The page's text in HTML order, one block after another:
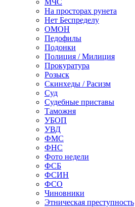
На просторах рунета
Нет Беспределу
ОМОН
Педофилы
Подонки
Полиция / Милиция
Прокуратура
Розыск
Скинхеды / Расизм
Суд
Судебные приставы
Таможня
УБОП
УВД
ФМС
ФНС
Фото недели
ФСБ
ФСИН
ФСО
Чиновники
Этническая преступность